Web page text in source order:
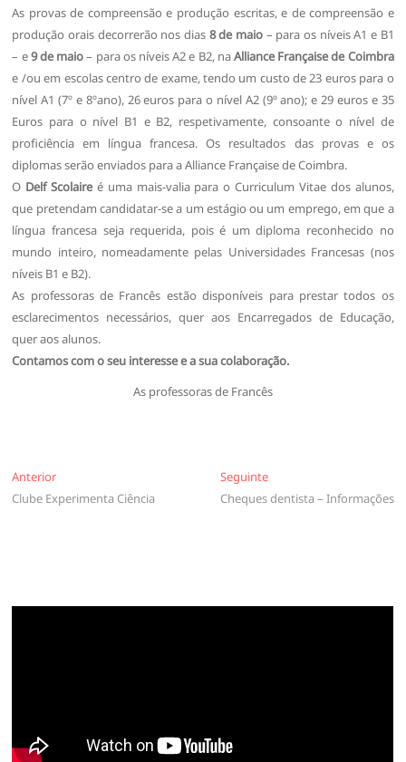
As provas de compreensão e produção escritas, e de compreensão e
produção orais decorrerão nos dias 8 de maio – para os níveis A1 e B1
– e9 de maio– para os níveis A2 e B2, naAlliance Française de Coimbra
e /ou em escolas centro de exame, tendo um custo de 23 euros para o
nível A1 (7º e 8ºano), 26 euros para o nível A2 (9º ano); e 29 euros e 35
Euros para o nível B1 e B2, respetivamente, consoante o nível de
proficiência em língua francesa. Os resultados das provas e os
diplomas serão enviados para a Alliance Française de Coimbra.
O Delf Scolaireé uma mais-valia para o Curriculum Vitae dos alunos,
que pretendam candidatar-se a um estágio ou um emprego, em que a
língua francesa seja requerida, pois é um diploma reconhecido no
mundo inteiro, nomeadamente pelas Universidades Francesas (nos
níveis B1 e B2).
As professoras de Francês estão disponíveis para prestar todos os
esclarecimentos necessários, quer aos Encarregados de Educação,
quer aos alunos.
Contamos com o seu interesse e a sua colaboração.
As professoras de Francês
Navegação
de
AnteriorAnterior
Clube Experimenta Ciência
SeguinteSeguinte
Cheques dentista – Informações